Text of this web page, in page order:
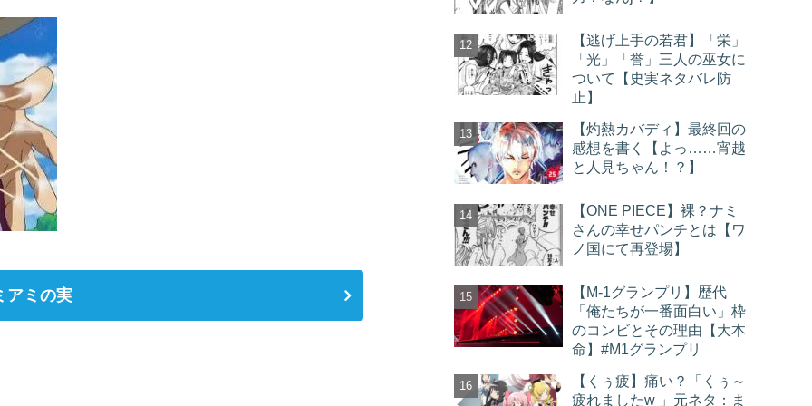
アミの実
【逃げ上手の若君】「栄」
「光」「誉」三人の巫女に
ついて【史実ネタバレ防
止】
【灼熱カバディ】最終回の
感想を書く【よっ……宵越
と人見ちゃん！？】
【ONE PIECE】裸？ナミ
さんの幸せパンチとは【ワ
ノ国にて再登場】
【M-1グランプリ】歴代
「俺たちが一番面白い」枠
のコンビとその理由【大本
命】#M1グランプリ
【くぅ疲】痛い？「くぅ～
疲れましたw 」元ネタ：ま